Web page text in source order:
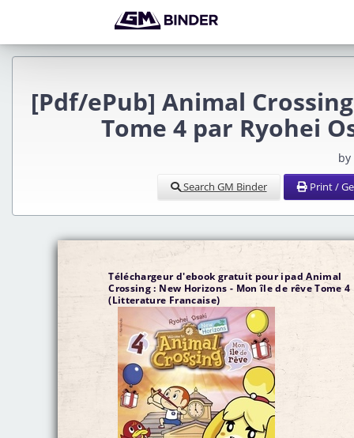
[Pdf/ePub] Animal
Tome 4 par Ryohei
Search GM Binder Print /
Téléchargeur d'ebook gratuit pour ipad Animal
Crossing : New Horizons - Mon île de rêve Tome 4
(Litterature Francaise)